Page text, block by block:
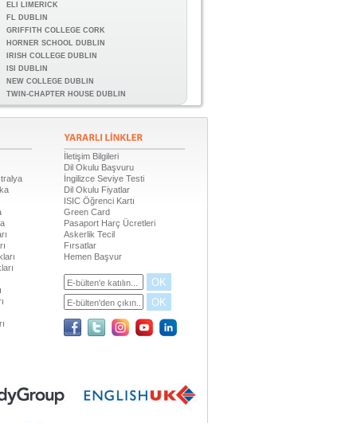
ELI LIMERICK
FL DUBLIN
GRIFFITH COLLEGE CORK
HORNER SCHOOL DUBLIN
IRISH COLLEGE DUBLIN
ISI DUBLIN
NEW COLLEGE DUBLIN
TWIN-CHAPTER HOUSE DUBLIN
İletişim Bilgileri
Dil Okulu Başvuru
İngilizce Seviye Testi
Dil Okulu Fiyatlar
ISIC Öğrenci Kartı
Green Card
Pasaport Harç Ücretleri
Askerlik Tecil
Fırsatlar
Hemen Başvur
OK
OK